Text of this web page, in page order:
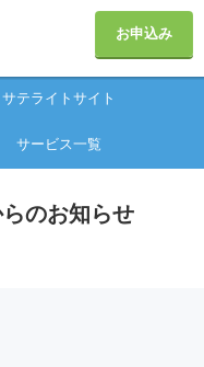
お申込み
サテライトサイト
サービス一覧
のお知らせ